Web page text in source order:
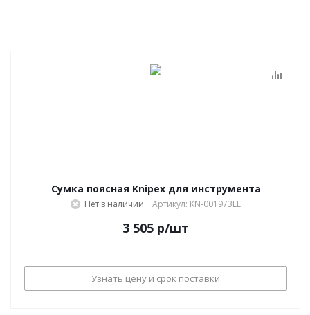
Сумка поясная Knipex для инструмента
Нет в наличии Артикул: KN-001973LE
3 505 р/шт
Узнать цену и срок поставки